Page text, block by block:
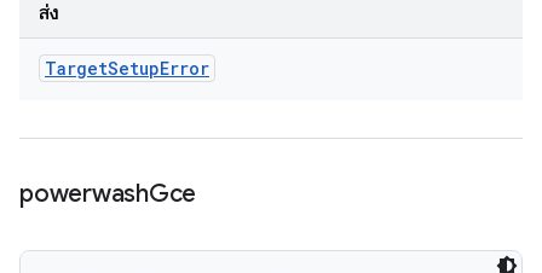
ส่ง
TargetSetupError
powerwashGce